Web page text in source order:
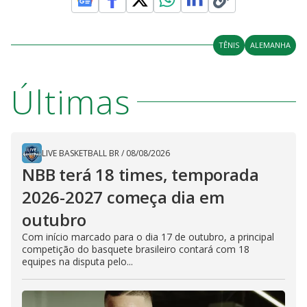
a
y
V
i
d
e
o
o
s
d
o
TÊNIS ALEMANHA
Últimas
LIVE BASKETBALL BR/ 08/08/2026
NBB terá 18 times, temporada
2026-2027 começa dia em
outubro
Com início marcado para o dia 17 de outubro, a principal
competição do basquete brasileiro contará com 18
equipes na disputa pelo...